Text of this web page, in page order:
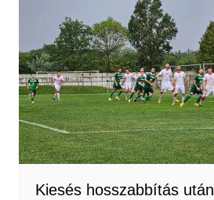
Kiesés hosszabbítás után